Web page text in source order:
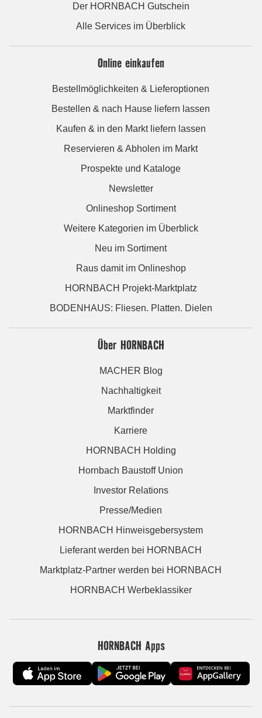
Der HORNBACH Gutschein
Alle Services im Überblick
Online einkaufen
Bestellmöglichkeiten & Lieferoptionen
Bestellen & nach Hause liefern lassen
Kaufen & in den Markt liefern lassen
Reservieren & Abholen im Markt
Prospekte und Kataloge
Newsletter
Onlineshop Sortiment
Weitere Kategorien im Überblick
Neu im Sortiment
Raus damit im Onlineshop
HORNBACH Projekt-Marktplatz
BODENHAUS: Fliesen. Platten. Dielen
Über HORNBACH
MACHER Blog
Nachhaltigkeit
Marktfinder
Karriere
HORNBACH Holding
Hornbach Baustoff Union
Investor Relations
Presse/Medien
HORNBACH Hinweisgebersystem
Lieferant werden bei HORNBACH
Marktplatz-Partner werden bei HORNBACH
HORNBACH Werbeklassiker
HORNBACH Apps